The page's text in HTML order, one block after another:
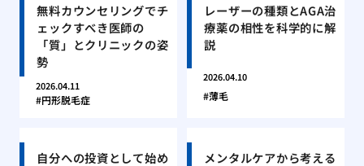
無料カウンセリングでチ
ェックすべき医師の
「質」とクリニックの姿
勢
2026.04.11
円形脱毛症
レーザーの種類とAGA治
療薬の相性を科学的に解
説
2026.04.10
薄毛
自分への投資として始め
メンタルケアから考える